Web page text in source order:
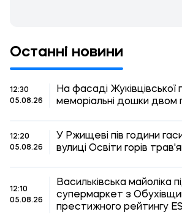
Останні новини
12:30
05.08.26
На фасаді Жуківцівської
меморіальні дошки двом
12:20
05.08.26
У Ржищеві пів години
вулиці Освіти горів
12:10
05.08.26
Васильківська майоліка
супермаркет з
престижного рейтингу